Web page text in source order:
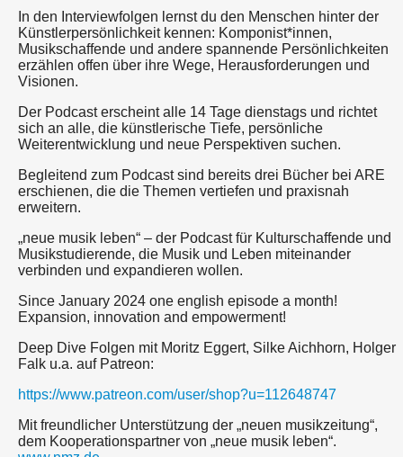
In den Interviewfolgen lernst du den Menschen hinter der
Künstlerpersönlichkeit kennen: Komponist*innen,
Musikschaffende und andere spannende Persönlichkeiten
erzählen offen über ihre Wege, Herausforderungen und
Visionen.
Der Podcast erscheint alle 14 Tage dienstags und richtet
sich an alle, die künstlerische Tiefe, persönliche
Weiterentwicklung und neue Perspektiven suchen.
Begleitend zum Podcast sind bereits drei Bücher bei ARE
erschienen, die die Themen vertiefen und praxisnah
erweitern.
„neue musik leben“ – der Podcast für Kulturschaffende und
Musikstudierende, die Musik und Leben miteinander
verbinden und expandieren wollen.
Since January 2024 one english episode a month!
Expansion, innovation and empowerment!
Deep Dive Folgen mit Moritz Eggert, Silke Aichhorn, Holger
Falk u.a. auf Patreon:
https://www.patreon.com/user/shop?u=112648747
Mit freundlicher Unterstützung der „neuen musikzeitung“,
dem Kooperationspartner von „neue musik leben“.